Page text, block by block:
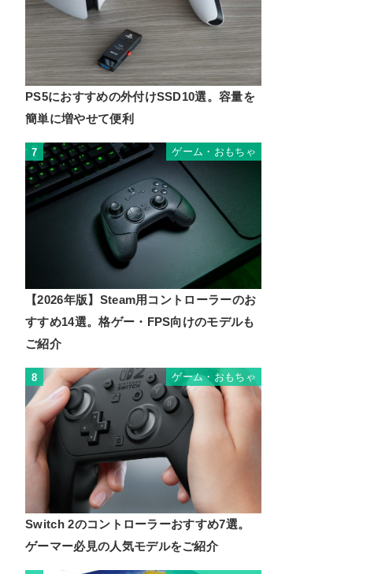
PS5におすすめの外付けSSD10選。容量を
簡単に増やせて便利
7 ゲーム・おもちゃ
【2026年版】Steam用コントローラーのお
すすめ14選。格ゲー・FPS向けのモデルも
ご紹介
8 ゲーム・おもちゃ
Switch 2のコントローラーおすすめ7選。
ゲーマー必見の人気モデルをご紹介